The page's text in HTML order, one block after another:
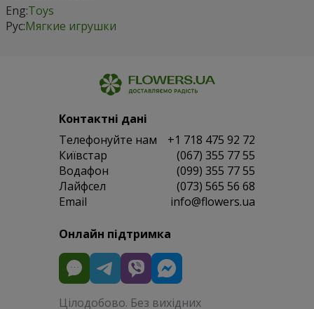
Eng:Toys
Рус:Мягкие игрушки
Контактні дані
Телефонуйте нам
+1 718 475 92 72
Київстар
(067) 355 77 55
Водафон
(099) 355 77 55
Лайфсел
(073) 565 56 68
Email
info@flowers.ua
Онлайн підтримка
Цілодобово. Без вихідних